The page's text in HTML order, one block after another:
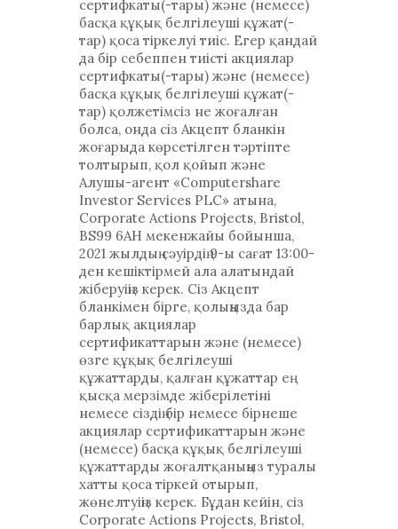
сертифкаты(-тары) және (немесе)
басқа құқық белгілеуші құжат(-
тар) қоса тіркелуі тиіс. Егер қандай
да бір себеппен тиісті акциялар
сертифкаты(-тары) және (немесе)
басқа құқық белгілеуші құжат(-
тар) қолжетімсіз не жоғалған
болса, онда сіз Акцепт бланкін
жоғарыда көрсетілген тәртіпте
толтырып, қол қойып және
Алушы-агент «Computershare
Investor Services PLC» атына,
Corporate Actions Projects, Bristol,
BS99 6AH мекенжайы бойынша,
2021 жылдың сәуірдің 9-ы сағат 13:00-
ден кешіктірмей ала алатындай
жіберуіңіз керек. Сіз Акцепт
бланкімен бірге, қолыңызда бар
барлық акциялар
сертификаттарын және (немесе)
өзге құқық белгілеуші
құжаттарды, қалған құжаттар ең
қысқа мерзімде жіберілетіні
немесе сіздің бір немесе бірнеше
акциялар сертификаттарын және
(немесе) басқа құқық белгілеуші
құжаттарды жоғалтқаныңыз туралы
хатты қоса тіркей отырып,
жөнелтуіңіз керек. Бұдан кейін, сіз
Corporate Actions Projects, Bristol,